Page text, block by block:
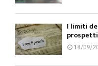
I limiti
18/09/